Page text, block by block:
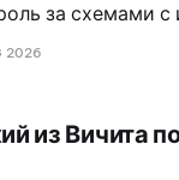
за схемами
2026
из Вичита